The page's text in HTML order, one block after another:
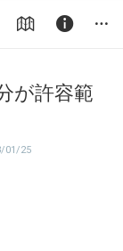
が許容範
01/25